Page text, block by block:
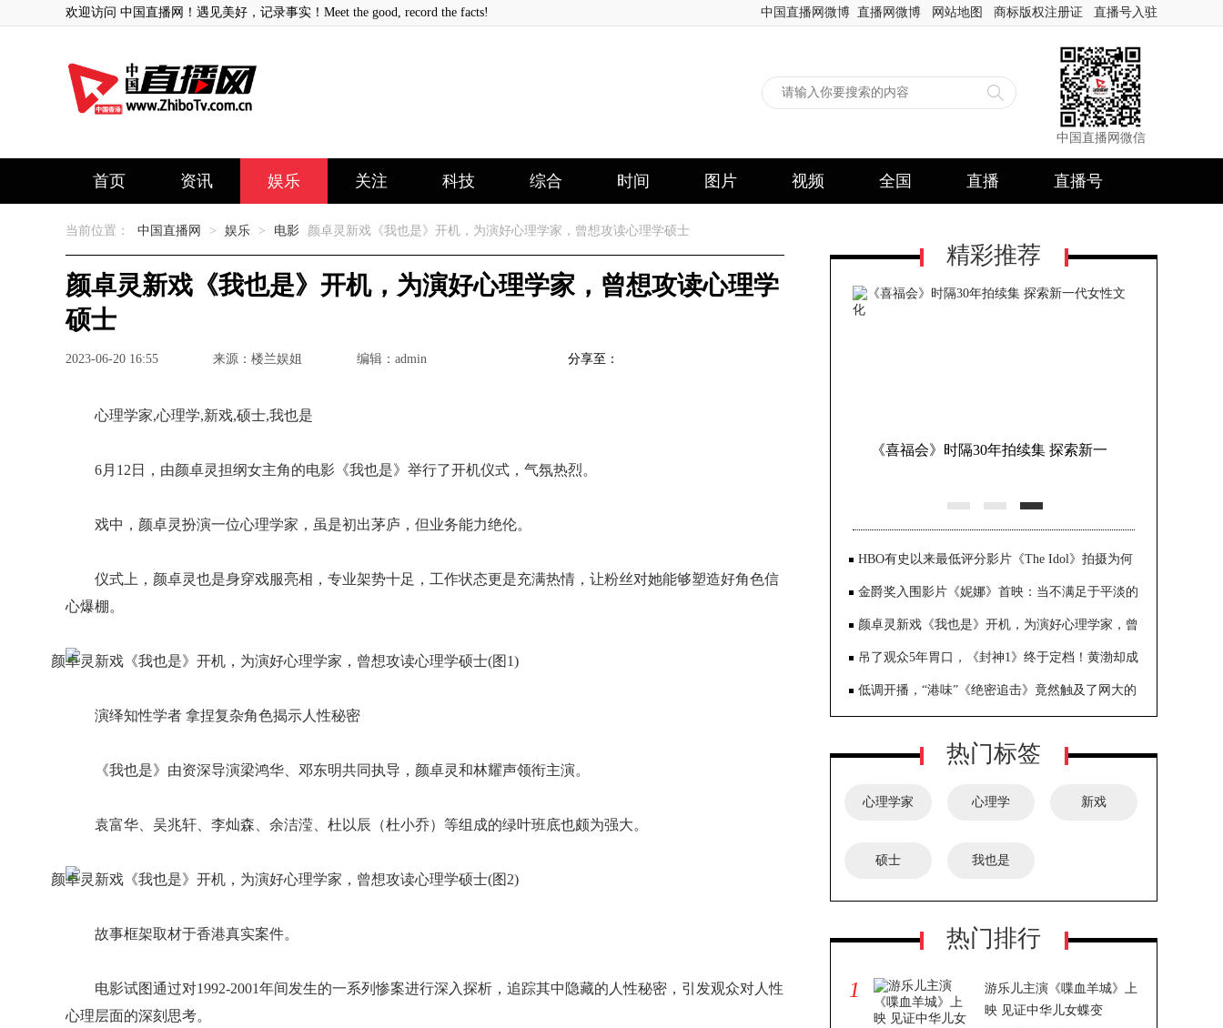
欢迎访问 中国直播网！遇见美好，记录事实！Meet the good, record the facts! 中国直播网微博 直播网微博 网站地图 商标版权注册证 直播号入驻
中国直播网微信
首页 资讯 娱乐 关注 科技 综合 时间 图片 视频 全国 直播 直播号
当前位置： 中国直播网 > 娱乐 > 电影 颜卓灵新戏《我也是》开机，为演好心理学家，曾想攻读心理学硕士
颜卓灵新戏《我也是》开机，为演好心理学家，曾想攻读心理学
硕士
2023-06-20 16:55 来源：楼兰娱姐 编辑：admin 分享至：
心理学家,心理学,新戏,硕士,我也是
6月12日，由颜卓灵担纲女主角的电影《我也是》举行了开机仪式，气氛热烈。
戏中，颜卓灵扮演一位心理学家，虽是初出茅庐，但业务能力绝伦。
仪式上，颜卓灵也是身穿戏服亮相，专业架势十足，工作状态更是充满热情，让粉丝对她能够塑造好角色信
心爆棚。
演绎知性学者 拿捏复杂角色揭示人性秘密
《我也是》由资深导演梁鸿华、邓东明共同执导，颜卓灵和林耀声领衔主演。
袁富华、吴兆轩、李灿森、余洁滢、杜以辰（杜小乔）等组成的绿叶班底也颇为强大。
故事框架取材于香港真实案件。
电影试图通过对1992-2001年间发生的一系列惨案进行深入探析，追踪其中隐藏的人性秘密，引发观众对人性
心理层面的深刻思考。
精彩推荐
《喜福会》时隔30年拍续集 探索新一
HBO有史以来最低评分影片《The Idol》拍摄为何
备受批评？
金爵奖入围影片《妮娜》首映：当不满足于平淡的
美满生活时，你会冒险吗？
颜卓灵新戏《我也是》开机，为演好心理学家，曾
想攻读心理学硕士
吊了观众5年胃口，《封神1》终于定档！黄渤却成
了最受质疑的演
低调开播，“港味”《绝密追击》竟然触及了网大的
热门标签
心理学家 心理学 新戏
硕士 我也是
热门排行
1
游乐儿主演《喋血羊城》上
映 见证中华儿女蝶变